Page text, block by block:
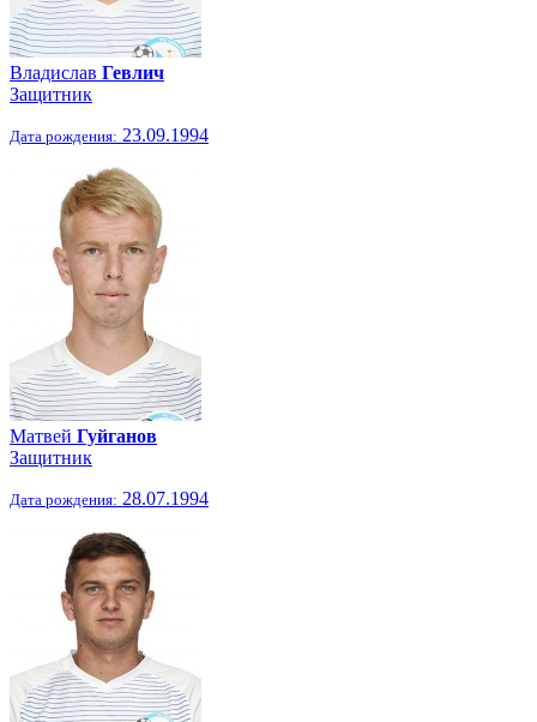
Владислав Гевлич
Защитник
Дата рождения: 23.09.1994
Матвей Гуйганов
Защитник
Дата рождения: 28.07.1994